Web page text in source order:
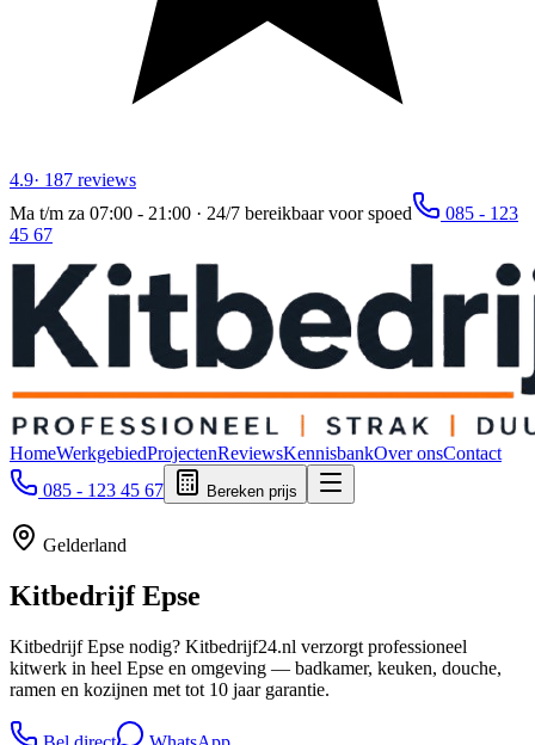
4.9· 187 reviews
Ma t/m za 07:00 - 21:00 · 24/7 bereikbaar voor spoed
085 - 123
45 67
HomeWerkgebiedProjectenReviewsKennisbankOver onsContact
085 - 123 45 67
Bereken prijs
Gelderland
KitbedrijfEpse
Kitbedrijf Epse nodig? Kitbedrijf24.nl verzorgt professioneel
kitwerk in heel Epse en omgeving — badkamer, keuken, douche,
ramen en kozijnen met tot 10 jaar garantie.